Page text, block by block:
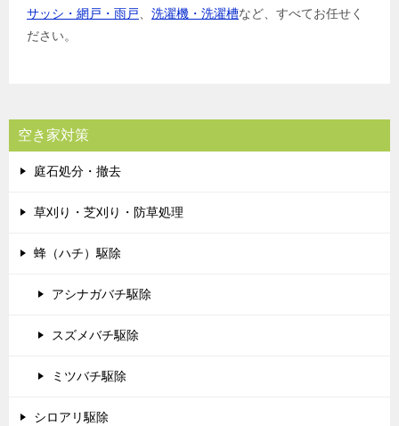
サッシ・網戸・雨戸
洗濯機・洗濯槽など、すべてお任せく
ださい。
空き家対策
庭石処分・撤去
草刈り・芝刈り・防草処理
蜂（ハチ）駆除
アシナガバチ駆除
スズメバチ駆除
ミツバチ駆除
シロアリ駆除